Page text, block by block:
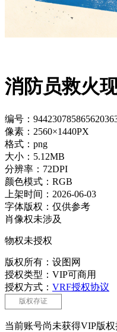
消防员救火
编号：
像素：2560×1440PX
格式：png
大小：5.12MB
分辨率：72DPI
颜色模式：RGB
上架时间：2026-06-03
字体版权：仅供参考
肖像权未涉及
物权未授权
版权所有：设图网
授权类型：VIP可商用
授权方式： VRF授权协议
版权存证
当前账号尚未获得VIP版权